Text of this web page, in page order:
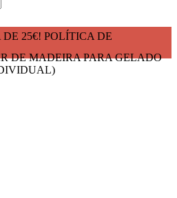
25€! POLÍTICA DE
DE MADEIRA PARA GELADO